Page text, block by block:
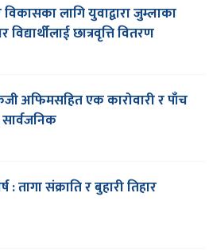
लागि युवाद्वारा जुम्लाका
विद्यार्थीलाई छात्रवृत्ति वितरण
अफिमसहित एक कारोवारी र पाँच
: तागा संक्राति र बुहारी तिहार